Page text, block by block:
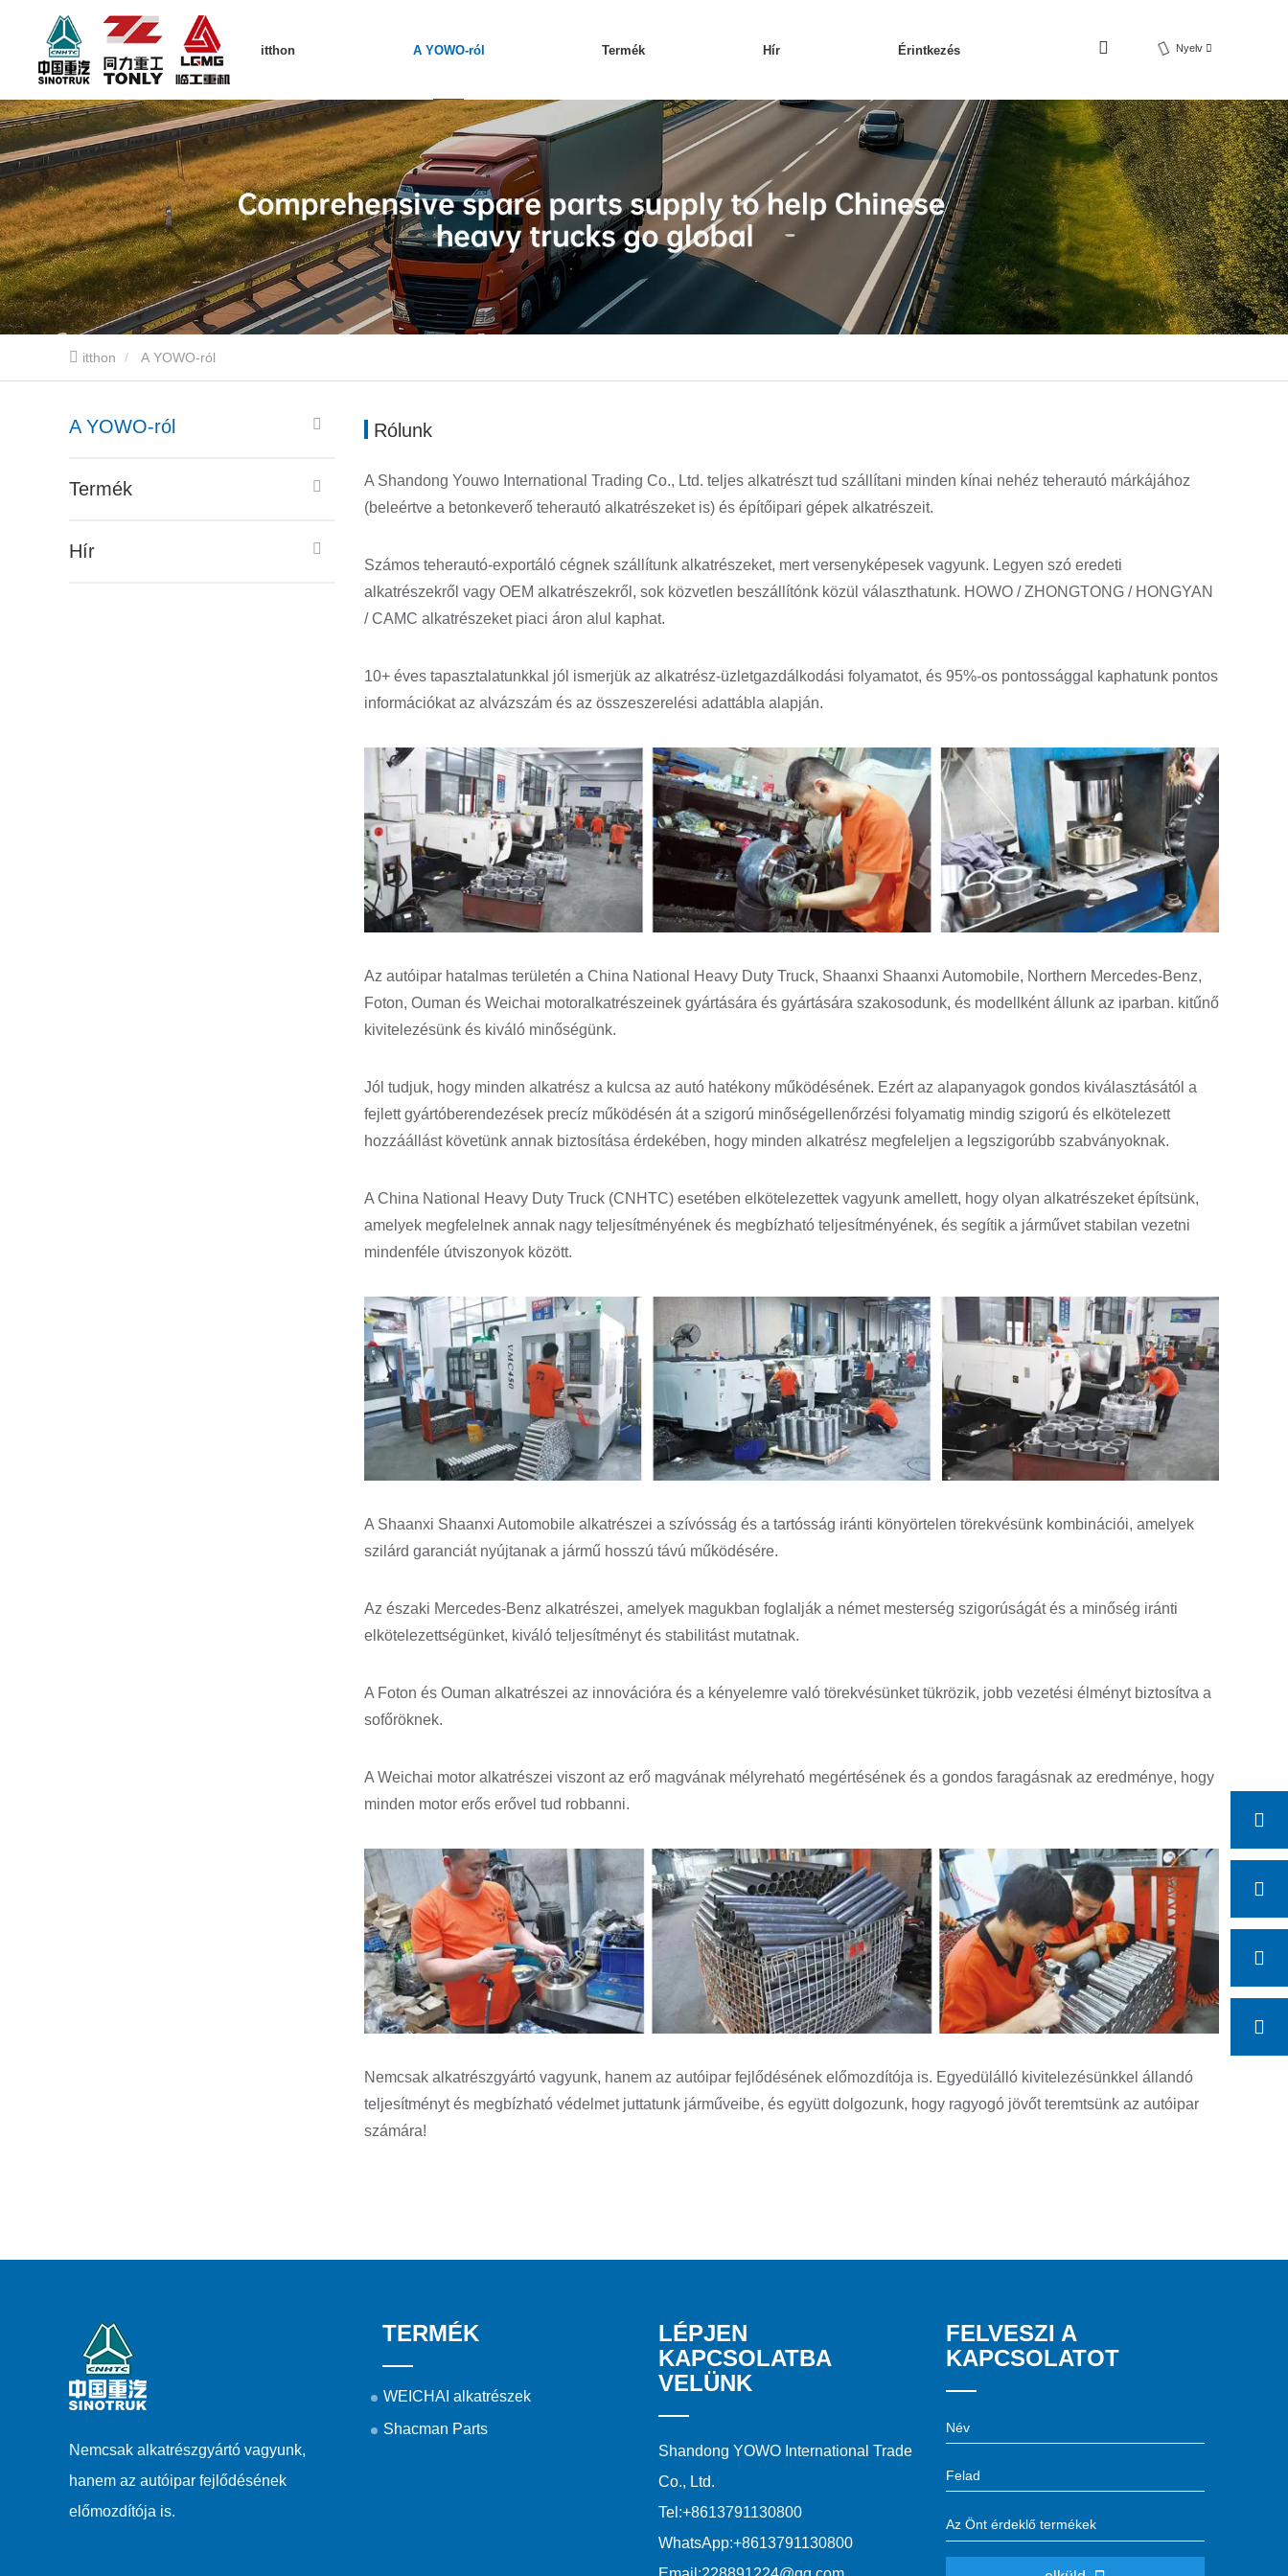
itthon A YOWO-ról Termék Hír Érintkezés Nyelv
itthon A YOWO-ról
A YOWO-ról
Termék
Hír
Rólunk
A Shandong Youwo International Trading Co., Ltd. teljes alkatrészt tud szállítani minden kínai nehéz teherautó márkájához
(beleértve a betonkeverő teherautó alkatrészeket is) és építőipari gépek alkatrészeit.
Számos teherautó-exportáló cégnek szállítunk alkatrészeket, mert versenyképesek vagyunk. Legyen szó eredeti
alkatrészekről vagy OEM alkatrészekről, sok közvetlen beszállítónk közül választhatunk. HOWO / ZHONGTONG / HONGYAN
/ CAMC alkatrészeket piaci áron alul kaphat.
10+ éves tapasztalatunkkal jól ismerjük az alkatrész-üzletgazdálkodási folyamatot, és 95%-os pontossággal kaphatunk pontos
információkat az alvázszám és az összeszerelési adattábla alapján.
Az autóipar hatalmas területén a China National Heavy Duty Truck, Shaanxi Shaanxi Automobile, Northern Mercedes-Benz,
Foton, Ouman és Weichai motoralkatrészeinek gyártására és gyártására szakosodunk, és modellként állunk az iparban. kitűnő
kivitelezésünk és kiváló minőségünk.
Jól tudjuk, hogy minden alkatrész a kulcsa az autó hatékony működésének. Ezért az alapanyagok gondos kiválasztásától a
fejlett gyártóberendezések precíz működésén át a szigorú minőségellenőrzési folyamatig mindig szigorú és elkötelezett
hozzáállást követünk annak biztosítása érdekében, hogy minden alkatrész megfeleljen a legszigorúbb szabványoknak.
A China National Heavy Duty Truck (CNHTC) esetében elkötelezettek vagyunk amellett, hogy olyan alkatrészeket építsünk,
amelyek megfelelnek annak nagy teljesítményének és megbízható teljesítményének, és segítik a járművet stabilan vezetni
mindenféle útviszonyok között.
A Shaanxi Shaanxi Automobile alkatrészei a szívósság és a tartósság iránti könyörtelen törekvésünk kombinációi, amelyek
szilárd garanciát nyújtanak a jármű hosszú távú működésére.
Az északi Mercedes-Benz alkatrészei, amelyek magukban foglalják a német mesterség szigorúságát és a minőség iránti
elkötelezettségünket, kiváló teljesítményt és stabilitást mutatnak.
A Foton és Ouman alkatrészei az innovációra és a kényelemre való törekvésünket tükrözik, jobb vezetési élményt biztosítva a
sofőröknek.
A Weichai motor alkatrészei viszont az erő magvának mélyreható megértésének és a gondos faragásnak az eredménye, hogy
minden motor erős erővel tud robbanni.
Nemcsak alkatrészgyártó vagyunk, hanem az autóipar fejlődésének előmozdítója is. Egyedülálló kivitelezésünkkel állandó
teljesítményt és megbízható védelmet juttatunk járműveibe, és együtt dolgozunk, hogy ragyogó jövőt teremtsünk az autóipar
számára!
Nemcsak alkatrészgyártó vagyunk,
hanem az autóipar fejlődésének
előmozdítója is.
TERMÉK
WEICHAI alkatrészek
Shacman Parts
LÉPJEN
KAPCSOLATBA
VELÜNK
Shandong YOWO International Trade
Co., Ltd.
Tel:+8613791130800
WhatsApp:+8613791130800
FELVESZI A
KAPCSOLATOT